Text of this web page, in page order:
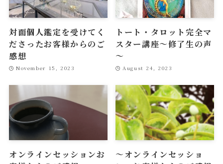
対面個人鑑定を受けてく
ださったお客様からのご
感想
November 15, 2023
トート・タロット完全マ
スター講座～修了生の声
～
August 24, 2023
オンラインセッションお
～オンラインセッショ